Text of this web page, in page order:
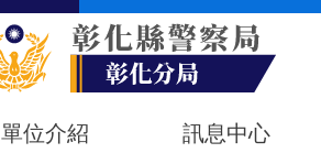
單位介紹 訊息中心